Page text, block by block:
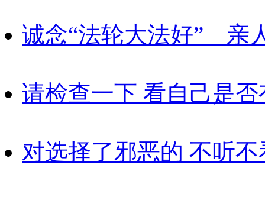
诚念“法轮大法好” 亲
请检查一下 看自己是
对选择了邪恶的 不听